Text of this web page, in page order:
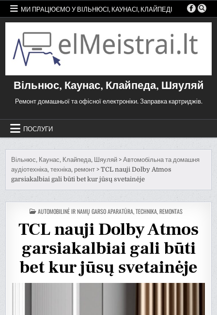
Перейти
змісту
МИ ПРАЦЮЄМО У ВІЛЬНЮСІ, КАУНАСІ, КЛАЙПЕДІ
Вільнюс, Каунас, Клайпеда, Шяуляй
Ремонт домашньої та офісної електроніки. Заправка картриджів.
ПОСЛУГИ
Вільнюс, Каунас, Клайпеда, Шяуляй >Автомобільна та домашня
аудіотехніка, техніка, ремонт >TCL nauji Dolby Atmos
garsiakalbiai gali būti bet kur jūsų svetainėje
ОПУБЛІКОВАНО
AUTOMOBILINĖ IR NAMŲ GARSO APARATŪRA, TECHNIKA, REMONTAS
TCL nauji Dolby Atmos
garsiakalbiai gali būti
bet kur jūsų svetainėje